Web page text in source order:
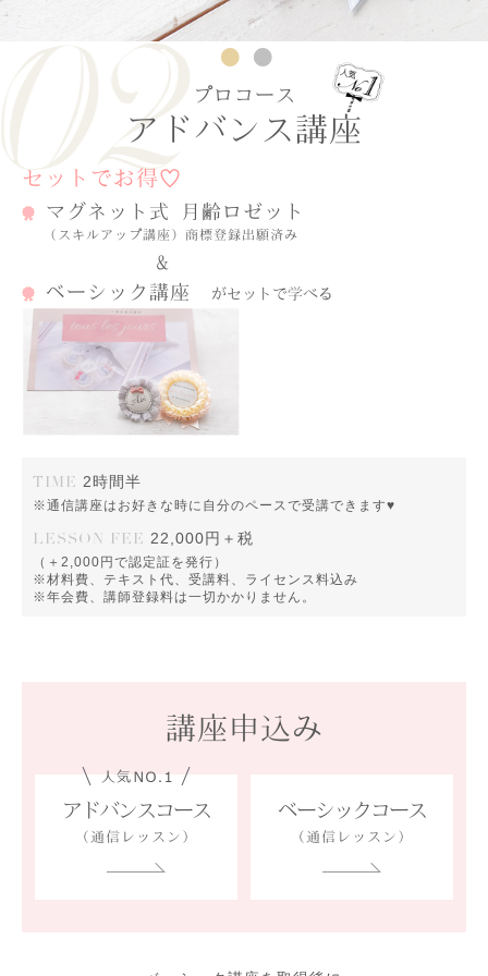
1 2
プロコース
アドバンス講座
セットでお得♡
マグネット式 月齢ロゼット
（スキルアップ講座）商標登録出願済み
＆
ベーシック講座
がセットで学べる
TIME 2時間半
※通信講座はお好きな時に自分のペースで受講できます♥
LESSON FEE 22,000円＋税
（＋2,000円で認定証を発行）
※材料費、テキスト代、受講料、ライセンス料込み
※年会費、講師登録料は一切かかりません。
講座申込み
アドバンスコース
（通信レッスン）
ベーシックコース
（通信レッスン）